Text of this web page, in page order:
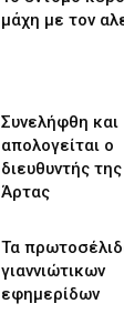
μάχη με τον
Συνελήφθη και
απολογείται ο
διευθυντής
Άρτας
Τα
γιαννιώτικων
εφημερίδων